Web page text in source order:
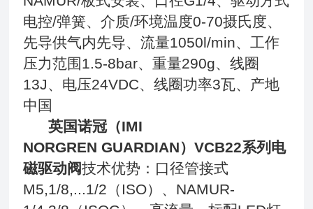
电控/弹簧、介质/环境温度0-70摄氏度、
先导供气内先导、流量1050l/min、工作
压力范围1.5-8bar、重量290g、线圈
13J、电压24VDC、线圈功率3瓦、产地
中国
英国诺冠（IMI
NORGREN GUARDIAN）VCB22系列电
磁驱动阀技术优势：口径管接式
M5,1/8,...1/2（ISO）、NAMUR-